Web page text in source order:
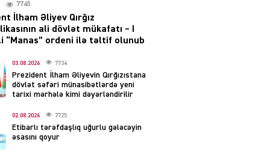
Ekranlardan uzaq qalan
məşhur aktrisanın yeni
çıxdı
04.08.2026 2168
Hüseyn Həsənov haqqında
həbs qərarı verildi –
Milyonluq əmlakı müsadirə
7745
İlham Əliyev Qırğız
ali dövlət mükafatı – I
“Manas” ordeni ilə təltif olunub
03.08.2026 7734
Prezident İlham Əliyevin Qırğızıstana
dövlət səfəri münasibətlərdə yeni
tarixi mərhələ kimi dəyərləndirilir
02.08.2026 7725
Etibarlı tərəfdaşlıq uğurlu gələcəyin
əsasını qoyur